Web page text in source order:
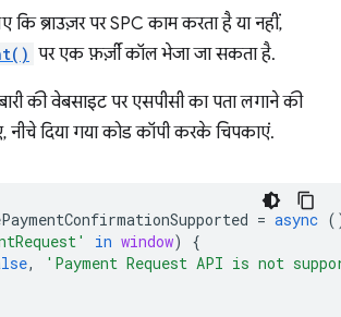
कि ब्राउज़र पर SPC काम करता है या नहीं,
पर एक फ़र्ज़ी कॉल भेजा जा सकता है.
की वेबसाइट पर एसपीसी का पता लगाने की
नीचे दिया गया कोड कॉपी करके चिपकाएं.
= async
in window)
{
,
'Payment Request API is not